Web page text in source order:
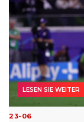
23-06
LESEN SIE WEITER